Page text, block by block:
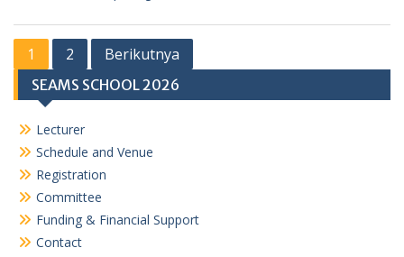
Paginasi
pos
1 2 Berikutnya
SEAMS SCHOOL 2026
Lecturer
Schedule and Venue
Registration
Committee
Funding & Financial Support
Contact